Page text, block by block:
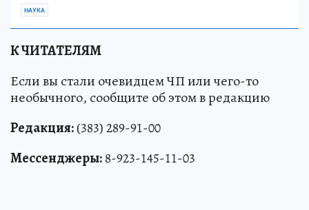
НАУКА
К ЧИТАТЕЛЯМ
Если вы стали очевидцем ЧП или чего-то
необычного, сообщите об этом в редакцию
Редакция:(383) 289-91-00
Мессенджеры:8-923-145-11-03